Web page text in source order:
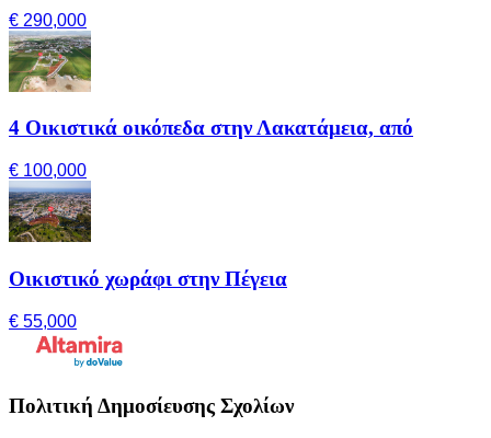
€ 290,000
4 Οικιστικά οικόπεδα στην Λακατάμεια, από
€ 100,000
Οικιστικό χωράφι στην Πέγεια
€ 55,000
Πολιτική Δημοσίευσης Σχολίων